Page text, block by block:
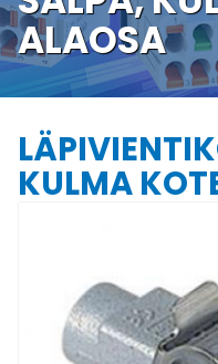
ALAOSA
KULMA